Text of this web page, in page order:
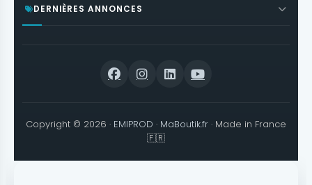
DERNIÈRES ANNONCES
Copyright © 2026 · EMIPROD · MaBoutik.fr · Made in France
🇫🇷